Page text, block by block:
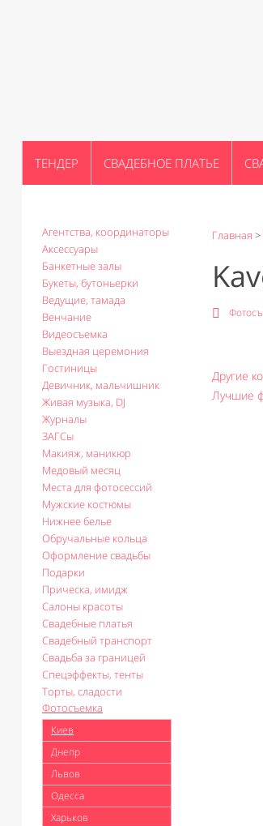
ТЕНДЕР СВАДЕБНОЕ ПЛАТЬЕ
Агентства, координаторы
Аксессуары
Банкетные залы
Букеты, бутоньерки
Ведущие, тамада
Венчание
Видеосъемка
Выездная церемония
Гостиницы
Девичник, мальчишник
Живая музыка, DJ
Журналы
ЗАГСы
Макияж, маникюр
Медовый месяц
Места для фотосессий
Мужские костюмы
Нижнее белье
Обручальные кольца
Оформление свадьбы
Подарки
Прическа, имидж
Салоны красоты
Свадебные платья
Свадебный транспорт
Свадьба за границей
Спецэффекты, тенты
Торты, сладости
Фотосъемка
Киев
Днепр
Львов
Одесса
Харьков
Главная >
Другие
Лучшие